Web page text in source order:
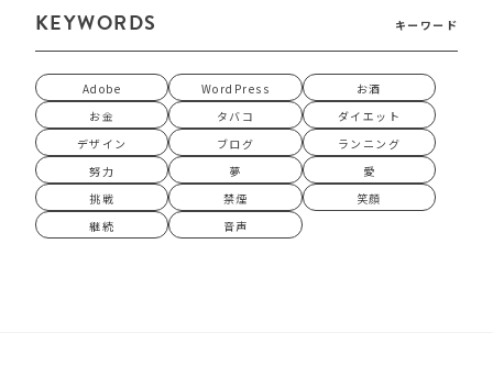
KEYWORDS キーワード
Adobe WordPress
お酒
お金
タバコ
ダイエット
デザイン
ブログ
ランニング
努力
夢
愛
挑戦
禁煙
笑顔
継続
音声